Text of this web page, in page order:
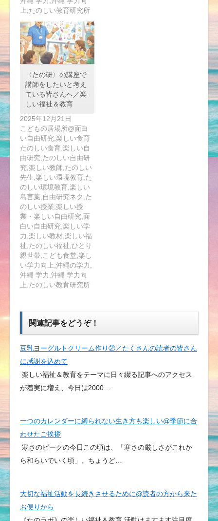
上,たのしい教育研究所
〈たの研〉の講座で
講師をしたいと考え
ている皆さんへ／楽
しい福祉＆教育
2025年12月21日
こどもの居場所@面白
い自由研究,楽しい食育
たのしい食育,楽しい自
由研究,たのしい自由研
究,楽しい教師,たのしい
先生,楽しい環境教育,た
のしい環境教育,楽しい
島言葉,自由研究ネタ,た
のしい授業,楽しい授
業・楽しい自由研究,面
白い自由研究,楽しい学
力,楽しい教材,楽しい福
祉,たのしい福祉,ひとり
親世帯,こども食堂,楽し
い学力向上,沖縄の学力,
沖縄 学力,沖縄 学力向
上,たのしい教育研究所
関連記事をどうぞ！
豆乳ヨーグルトクリーム作り②／たくさんの読者の皆さん
に感謝を込めて
楽しい福祉＆教育をテーマに日々綴る記事へのアクセス
が着実に増え、今日は2000…
一つのカレンダーに縛られない生き方も楽しい@季節に合
わせたご挨拶
寒さのピークの今日この頃は、「寒さの厳しさがこれか
ら和らいでいく頃」、ちょうど…
大切な福祉活動を長続きさせるために@読者の方から来た
お便りから